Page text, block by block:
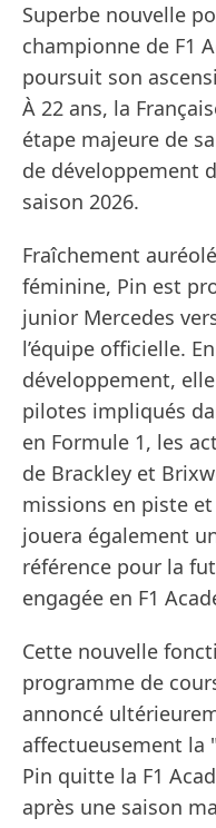
Superbe nouvelle
championne de F1
poursuit son
À 22 ans, la
étape majeure de
de développement
saison 2026.
Fraîchement
féminine, Pin est
junior Mercedes
l’équipe officielle.
développement,
pilotes impliqués
en Formule 1, les
de Brackley et
missions en piste
jouera également
référence pour la
engagée en F1
Cette nouvelle
programme de
annoncé
affectueusement la
Pin quitte la F1
après une saison